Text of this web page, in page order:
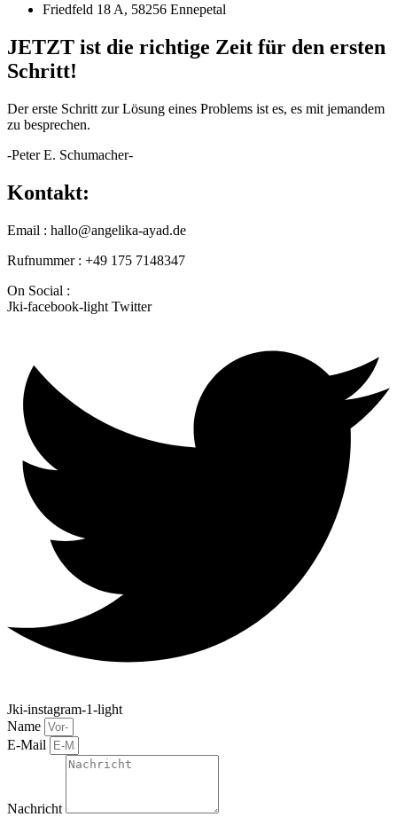
Friedfeld 18 A, 58256 Ennepetal
JETZT ist die richtige Zeit für den ersten
Schritt!
Der erste Schritt zur Lösung eines Problems ist es, es mit jemandem
zu besprechen.
-Peter E. Schumacher-
Kontakt:
Email : hallo@angelika-ayad.de
Rufnummer : +49 175 7148347
On Social :
Jki-facebook-light Twitter
Jki-instagram-1-light
Name
E-Mail
Nachricht